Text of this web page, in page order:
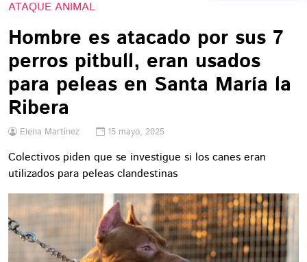
ATAQUE ANIMAL
Hombre es atacado por sus 7
perros pitbull, eran usados
para peleas en Santa María la
Ribera
Elena Martínez 15 mayo, 2025
Colectivos piden que se investigue si los canes eran
utilizados para peleas clandestinas